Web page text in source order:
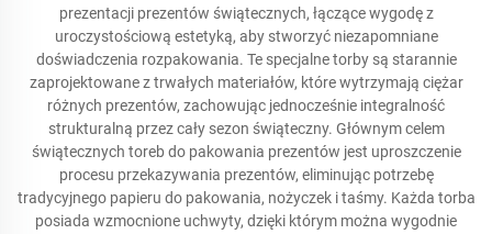
prezentacji prezentów świątecznych, łączące wygodę z
uroczystościową estetyką, aby stworzyć niezapomniane
doświadczenia rozpakowania. Te specjalne torby są starannie
zaprojektowane z trwałych materiałów, które wytrzymają ciężar
różnych prezentów, zachowując jednocześnie integralność
strukturalną przez cały sezon świąteczny. Głównym celem
świątecznych toreb do pakowania prezentów jest uproszczenie
procesu przekazywania prezentów, eliminując potrzebę
tradycyjnego papieru do pakowania, nożyczek i taśmy. Każda torba
posiada wzmocnione uchwyty, dzięki którym można wygodnie